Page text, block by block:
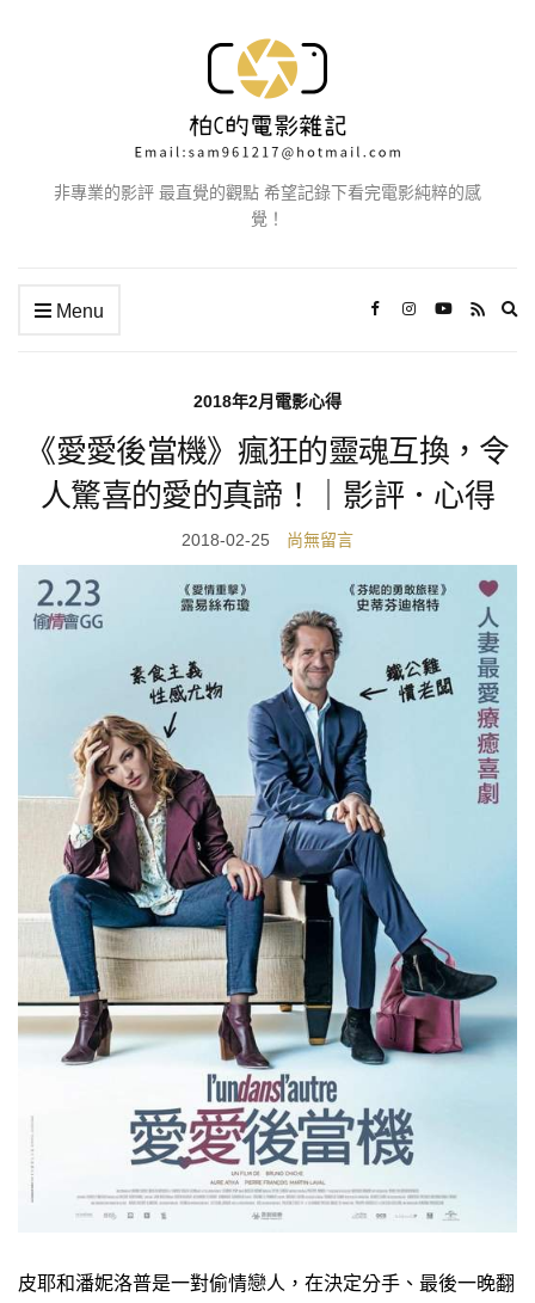
非專業的影評 最直覺的觀點 希望記錄下看完電影純粹的感
覺！
Menu
2018年2月電影心得
《愛愛後當機》瘋狂的靈魂互換，令
人驚喜的愛的真諦！｜影評．心得
2018-02-25 尚無留言
皮耶和潘妮洛普是一對偷情戀人，在決定分手、最後一晚翻